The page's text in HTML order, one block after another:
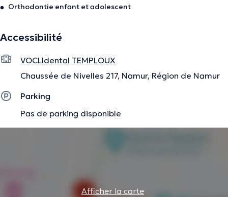
Orthodontie enfant et adolescent
Accessibilité
VOCLIdental TEMPLOUX
Chaussée de Nivelles 217, Namur, Région de Namur
Parking
Pas de parking disponible
Afficher la carte